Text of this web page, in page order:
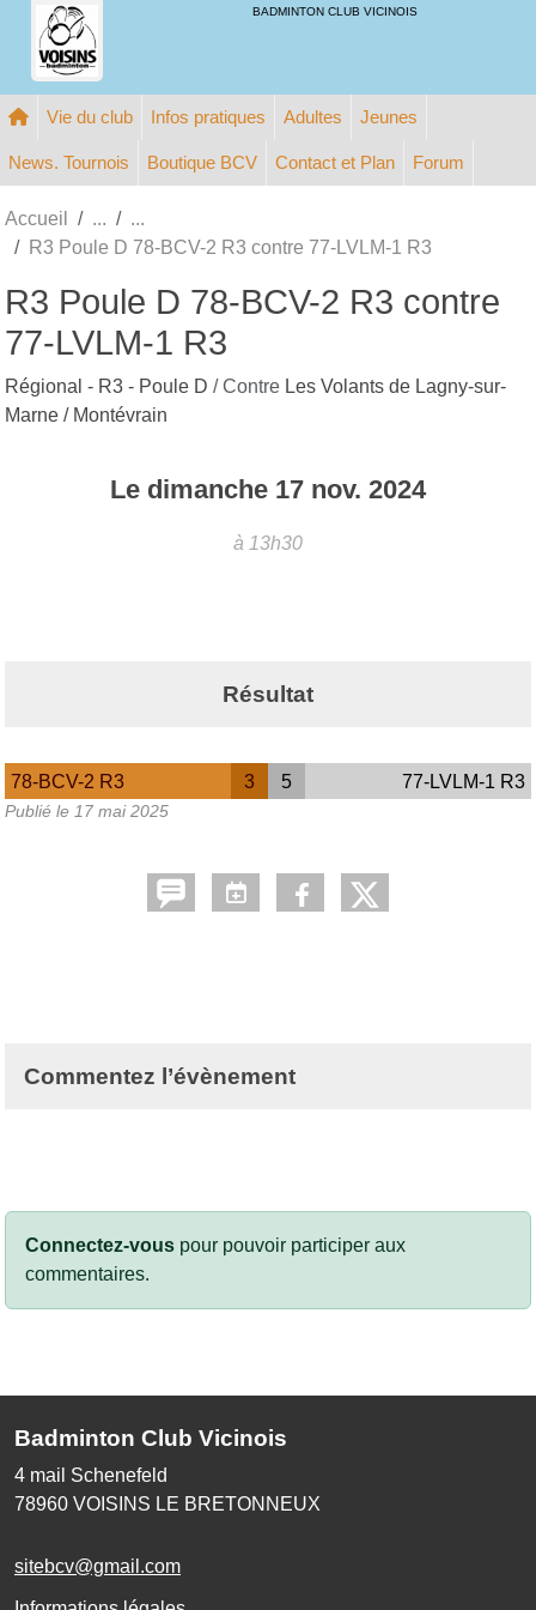
BADMINTON CLUB VICINOIS
Vie du club Infos pratiques Adultes Jeunes
News. Tournois Boutique BCV Contact et Plan Forum
Accueil
R3 Poule D 78-BCV-2 R3 contre 77-LVLM-1 R3
R3 Poule D 78-BCV-2 R3 contre
77-LVLM-1 R3
Régional - R3 - Poule D / Contre Les Volants de Lagny-sur-
Marne / Montévrain
Le dimanche 17 nov. 2024
à 13h30
Résultat
78-BCV-2 R3 3 5 77-LVLM-1 R3
Publié le 17 mai 2025
Commentez l’évènement
Connectez-vous pour pouvoir participer aux
commentaires.
Badminton Club Vicinois
4 mail Schenefeld
78960 VOISINS LE BRETONNEUX
sitebcv@gmail.com
Panneau de gestion des cookies